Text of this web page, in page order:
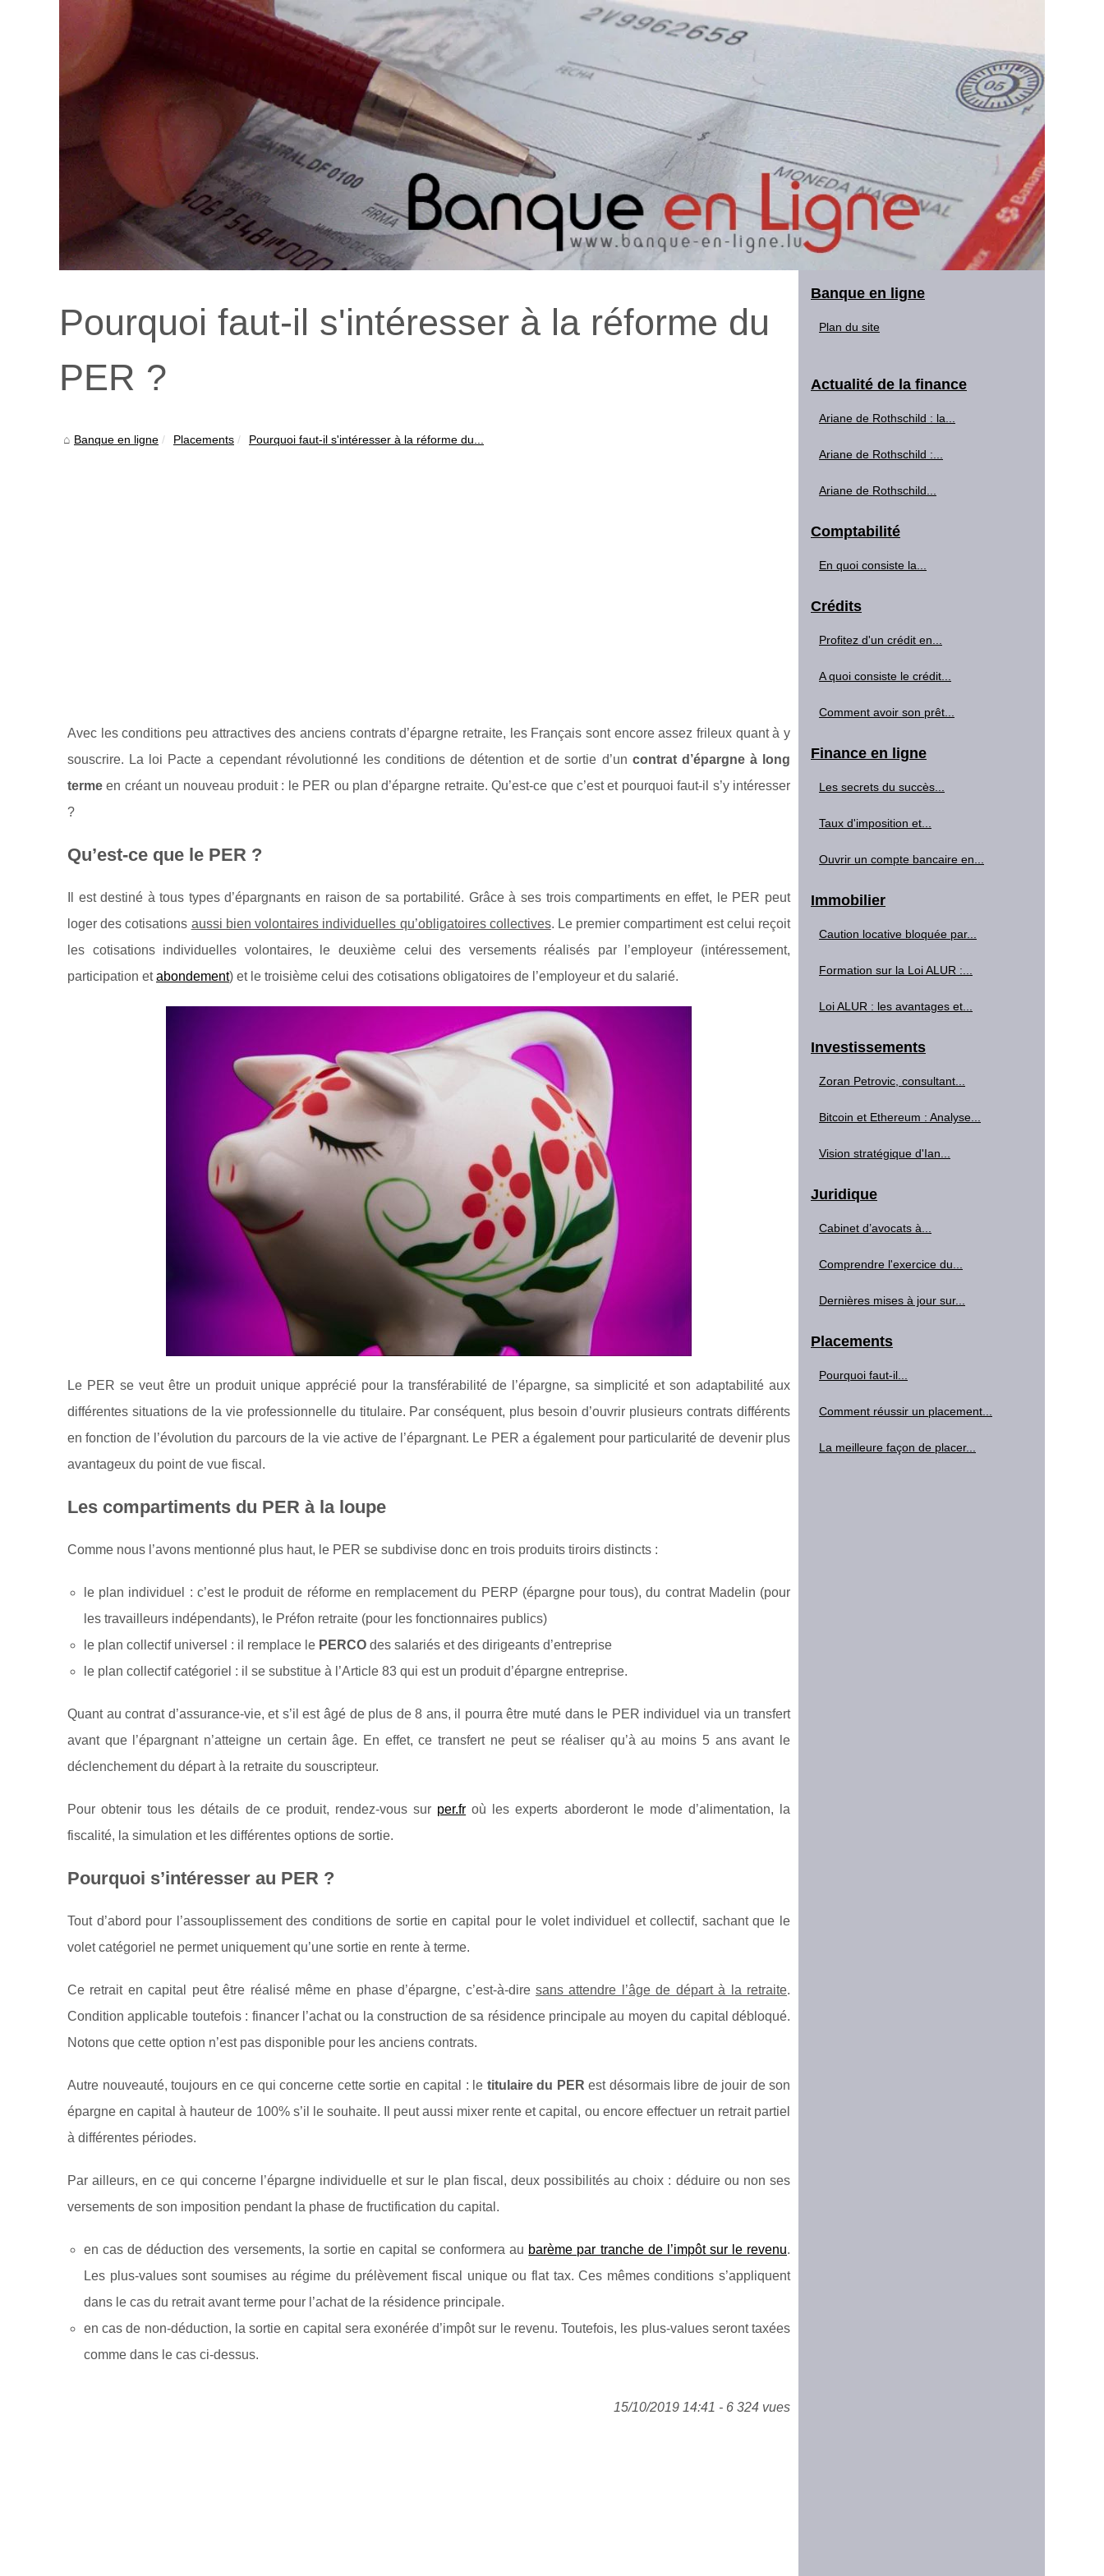
Pourquoi faut-il s'intéresser à la réforme du
PER ?
Banque en ligne Placements Pourquoi faut-il s'intéresser à la réforme du...
Avec les conditions peu attractives des anciens contrats d’épargne retraite, les Français sont encore assez frileux quant à y
souscrire. La loi Pacte a cependant révolutionné les conditions de détention et de sortie d’un contrat d’épargne à long
terme en créant un nouveau produit : le PER ou plan d’épargne retraite. Qu’est-ce que c’est et pourquoi faut-il s’y intéresser
?
Qu’est-ce que le PER ?
Il est destiné à tous types d’épargnants en raison de sa portabilité. Grâce à ses trois compartiments en effet, le PER peut
loger des cotisations aussi bien volontaires individuelles qu’obligatoires collectives. Le premier compartiment est celui reçoit
les cotisations individuelles volontaires, le deuxième celui des versements réalisés par l’employeur (intéressement,
participation etabondement) et le troisième celui des cotisations obligatoires de l’employeur et du salarié.
Le PER se veut être un produit unique apprécié pour la transférabilité de l’épargne, sa simplicité et son adaptabilité aux
différentes situations de la vie professionnelle du titulaire. Par conséquent, plus besoin d’ouvrir plusieurs contrats différents
en fonction de l’évolution du parcours de la vie active de l’épargnant. Le PER a également pour particularité de devenir plus
avantageux du point de vue fiscal.
Les compartiments du PER à la loupe
Comme nous l’avons mentionné plus haut, le PER se subdivise donc en trois produits tiroirs distincts :
le plan individuel : c’est le produit de réforme en remplacement du PERP (épargne pour tous), du contrat Madelin (pour
les travailleurs indépendants), le Préfon retraite (pour les fonctionnaires publics)
le plan collectif universel : il remplace le PERCO des salariés et des dirigeants d’entreprise
le plan collectif catégoriel : il se substitue à l’Article 83 qui est un produit d’épargne entreprise.
Quant au contrat d’assurance-vie, et s’il est âgé de plus de 8 ans, il pourra être muté dans le PER individuel via un transfert
avant que l’épargnant n’atteigne un certain âge. En effet, ce transfert ne peut se réaliser qu’à au moins 5 ans avant le
déclenchement du départ à la retraite du souscripteur.
Pour obtenir tous les détails de ce produit, rendez-vous sur per.fr où les experts aborderont le mode d’alimentation, la
fiscalité, la simulation et les différentes options de sortie.
Pourquoi s’intéresser au PER ?
Tout d’abord pour l’assouplissement des conditions de sortie en capital pour le volet individuel et collectif, sachant que le
volet catégoriel ne permet uniquement qu’une sortie en rente à terme.
Ce retrait en capital peut être réalisé même en phase d’épargne, c’est-à-diresans attendre l’âge de départ à la retraite.
Condition applicable toutefois : financer l’achat ou la construction de sa résidence principale au moyen du capital débloqué.
Notons que cette option n’est pas disponible pour les anciens contrats.
Autre nouveauté, toujours en ce qui concerne cette sortie en capital : le titulaire du PER est désormais libre de jouir de son
épargne en capital à hauteur de 100% s’il le souhaite. Il peut aussi mixer rente et capital, ou encore effectuer un retrait partiel
à différentes périodes.
Par ailleurs, en ce qui concerne l’épargne individuelle et sur le plan fiscal, deux possibilités au choix : déduire ou non ses
versements de son imposition pendant la phase de fructification du capital.
en cas de déduction des versements, la sortie en capital se conformera au barème par tranche de l’impôt sur le revenu.
Les plus-values sont soumises au régime du prélèvement fiscal unique ou flat tax. Ces mêmes conditions s’appliquent
dans le cas du retrait avant terme pour l’achat de la résidence principale.
en cas de non-déduction, la sortie en capital sera exonérée d’impôt sur le revenu. Toutefois, les plus-values seront taxées
comme dans le cas ci-dessus.
15/10/2019 14:41 - 6 324 vues
Banque en ligne
Plan du site
Actualité de la finance
Ariane de Rothschild : la...
Ariane de Rothschild :...
Ariane de Rothschild...
Comptabilité
En quoi consiste la...
Crédits
Profitez d'un crédit en...
A quoi consiste le crédit...
Comment avoir son prêt...
Finance en ligne
Les secrets du succès...
Taux d'imposition et...
Ouvrir un compte bancaire en...
Immobilier
Caution locative bloquée par...
Formation sur la Loi ALUR :...
Loi ALUR : les avantages et...
Investissements
Zoran Petrovic, consultant...
Bitcoin et Ethereum : Analyse...
Vision stratégique d'Ian...
Juridique
Cabinet d’avocats à...
Comprendre l'exercice du...
Dernières mises à jour sur...
Placements
Pourquoi faut-il...
Comment réussir un placement...
La meilleure façon de placer...